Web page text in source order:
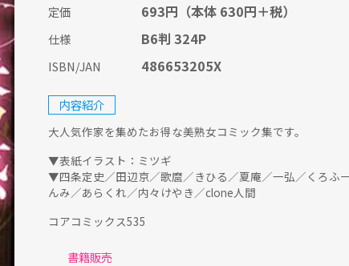
定価 693円 （本体 630円＋税）
仕様 B6判 324P
ISBN/JAN 486653205X
内容紹介
大人気作家を集めたお得な美熟女コミック集です。
▼表紙イラスト：ミツギ
▼四条定史／田辺京／歌麿／きひる／夏庵／一弘／くろふ
んみ／あらくれ／内々けやき／clone人間
コアコミックス535
書籍販売